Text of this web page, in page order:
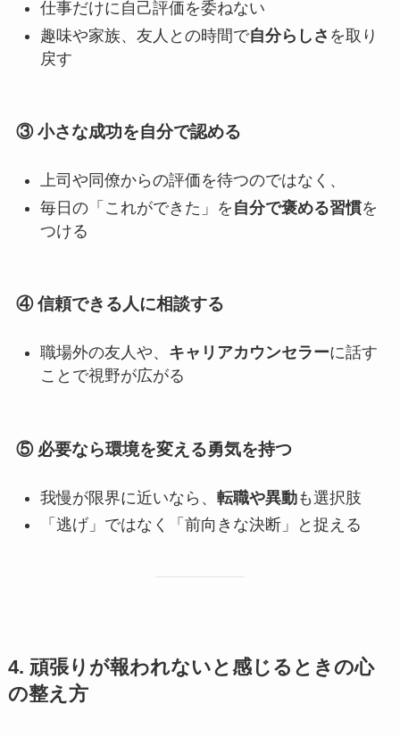
仕事だけに自己評価を委ねない
趣味や家族、友人との時間で自分らしさ を取り
戻す
③ 小さな成功を自分で認める
上司や同僚からの評価を待つのではなく、
毎日の「これができた」を 自分で褒める習慣を
つける
④ 信頼できる人に相談する
職場外の友人や、 キャリアカウンセラーに話す
ことで視野が広がる
⑤ 必要なら環境を変える勇気を持つ
我慢が限界に近いなら、 転職や異動も選択肢
「逃げ」ではなく「前向きな決断」と捉える
4. 頑張りが報われないと感じるときの心
の整え方